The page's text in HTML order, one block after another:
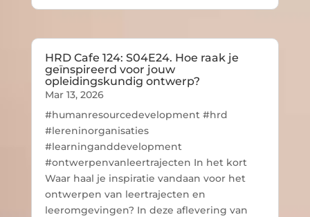
HRD Cafe 124: S04E24. Hoe raak je
geïnspireerd voor jouw
opleidingskundig ontwerp?
Mar 13, 2026
#humanresourcedevelopment #hrd
#lereninorganisaties
#learninganddevelopment
#ontwerpenvanleertrajecten In het kort
Waar haal je inspiratie vandaan voor het
ontwerpen van leertrajecten en
leeromgevingen? In deze aflevering van